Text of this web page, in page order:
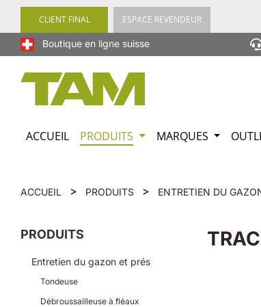
Passer à la navigation principale
CLIENT FINAL ESPACE REVENDEUR
Boutique en ligne suisse
ACCUEIL PRODUITS MARQUES
ACCUEIL > PRODUITS > ENTRETIEN DU
PRODUITS
Entretien du gazon et prés
Tondeuse
Débroussailleuse à fléaux